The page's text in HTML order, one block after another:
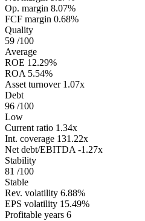
Op. margin 8.07%
FCF margin 0.68%
Quality
59 /100
Average
ROE 12.29%
ROA 5.54%
Asset turnover 1.07x
Debt
96 /100
Low
Current ratio 1.34x
Int. coverage 131.22x
Net debt/EBITDA -1.27x
Stability
81 /100
Stable
Rev. volatility 6.88%
EPS volatility 15.49%
Profitable years 6